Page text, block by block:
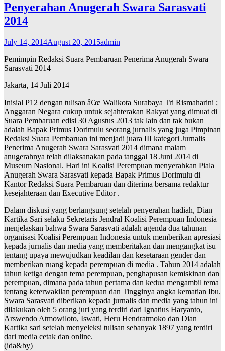
Penyerahan Anugerah Swara Sarasvati
2014
July 14, 2014August 20, 2015admin
Pemimpin Redaksi Suara Pembaruan Penerima Anugerah Swara
Sarasvati 2014
Jakarta, 14 Juli 2014
Inisial P12 dengan tulisan â€œ Walikota Surabaya Tri Rismaharini ;
Anggaran Negara cukup untuk sejahterakan Rakyat yang dimuat di
Suara Pembaruan edisi 30 Agustus 2013 tak lain dan tak bukan
adalah Bapak Primus Dorimulu seorang jurnalis yang juga Pimpinan
Redaksi Suara Pembaruan ini menjadi juara III kategori Jurnalis
Penerima Anugerah Swara Sarasvati 2014 dimana malam
anugerahnya telah dilaksanakan pada tanggal 18 Juni 2014 di
Museum Nasional. Hari ini Koalisi Perempuan menyerahkan Piala
Anugerah Swara Sarasvati kepada Bapak Primus Dorimulu di
Kantor Redaksi Suara Pembaruan dan diterima bersama redaktur
kesejahteraan dan Executive Editor .
Dalam diskusi yang berlangsung setelah penyerahan hadiah, Dian
Kartika Sari selaku Sekretaris Jendral Koalisi Perempuan Indonesia
menjelaskan bahwa Swara Sarasvati adalah agenda dua tahunan
organisasi Koalisi Perempuan Indonesia untuk memberikan apresiasi
kepada jurnalis dan media yang memberitakan dan mengangkat isu
tentang upaya mewujudkan keadilan dan kesetaraan gender dan
memberikan ruang kepada perempuan di media . Tahun 2014 adalah
tahun ketiga dengan tema perempuan, penghapusan kemiskinan dan
perempuan, dimana pada tahun pertama dan kedua mengambil tema
tentang keterwakilan perempuan dan Tingginya angka kematian Ibu.
Swara Sarasvati diberikan kepada jurnalis dan media yang tahun ini
dilakukan oleh 5 orang juri yang terdiri dari Ignatius Haryanto,
Arswendo Atmowiloto, Iswati, Heru Hendratmoko dan Dian
Kartika sari setelah menyeleksi tulisan sebanyak 1897 yang terdiri
dari media cetak dan online.
(ida&by)